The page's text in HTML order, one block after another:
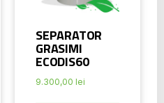
SEPARATOR
GRASIMI
ECODIS60
9.300,00 lei